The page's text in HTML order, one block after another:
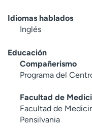
Idiomas hablados
Inglés
Educación
Compañerismo
Programa del
Facultad de
Facultad de
Pensilvania